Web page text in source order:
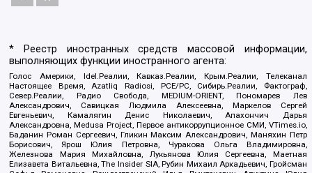
* Реестр иностранных средств массовой информации,
выполняющих функции иностранного агента:
Голос Америки, Idel.Реалии, Кавказ.Реалии, Крым.Реалии, Телеканал
Настоящее Время, Azatliq Radiosi, PCE/PC, Сибирь.Реалии, Фактограф,
Север.Реалии, Радио Свобода, MEDIUM-ORIENT, Пономарев Лев
Александрович, Савицкая Людмила Алексеевна, Маркелов Сергей
Евгеньевич, Камалягин Денис Николаевич, Апахончич Дарья
Александровна, Medusa Project, Первое антикоррупционное СМИ, VTimes.io,
Баданин Роман Сергеевич, Гликин Максим Александрович, Маняхин Петр
Борисович, Ярош Юлия Петровна, Чуракова Ольга Владимировна,
Железнова Мария Михайловна, Лукьянова Юлия Сергеевна, Маетная
Елизавета Витальевна, The Insider SIA, Рубин Михаил Аркадьевич, Гройсман